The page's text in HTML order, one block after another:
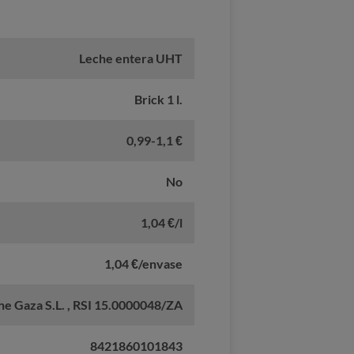
Leche entera UHT
Brick 1 l.
0,99-1,1 €
No
1,04 €/l
1,04 €/envase
Gaza S.L. , RSI 15.0000048/ZA
8421860101843